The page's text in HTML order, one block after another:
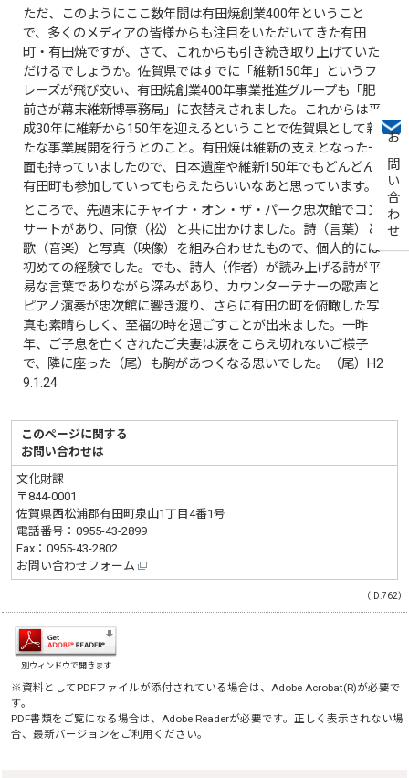
お問い合わせ
ただ、このようにここ数年間は有田焼創業400年ということ
で、多くのメディアの皆様からも注目をいただいてきた有田
町・有田焼ですが、さて、これからも引き続き取り上げていた
だけるでしょうか。佐賀県ではすでに「維新150年」というフ
レーズが飛び交い、有田焼創業400年事業推進グループも「肥
前さが幕末維新博事務局」に衣替えされました。これからは平
成30年に維新から150年を迎えるということで佐賀県として新
たな事業展開を行うとのこと。有田焼は維新の支えとなった一
面も持っていましたので、日本遺産や維新150年でもどんどん
有田町も参加していってもらえたらいいなあと思っています。
ところで、先週末にチャイナ・オン・ザ・パーク忠次館でコン
サートがあり、同僚（松）と共に出かけました。詩（言葉）と
歌（音楽）と写真（映像）を組み合わせたもので、個人的には
初めての経験でした。でも、詩人（作者）が読み上げる詩が平
易な言葉でありながら深みがあり、カウンターテナーの歌声と
ピアノ演奏が忠次館に響き渡り、さらに有田の町を俯瞰した写
真も素晴らしく、至福の時を過ごすことが出来ました。一昨
年、ご子息を亡くされたご夫妻は涙をこらえ切れないご様子
で、隣に座った（尾）も胸があつくなる思いでした。（尾）H2
9.1.24
このページに関する
お問い合わせは
文化財課
〒844-0001
佐賀県西松浦郡有田町泉山1丁目4番1号
電話番号：0955-43-2899
Fax：0955-43-2802
お問い合わせフォーム
（ID:762）
別ウィンドウで開きます
※資料としてPDFファイルが添付されている場合は、Adobe Acrobat(R)が必要で
す。
PDF書類をご覧になる場合は、Adobe Readerが必要です。正しく表示されない場
合、最新バージョンをご利用ください。